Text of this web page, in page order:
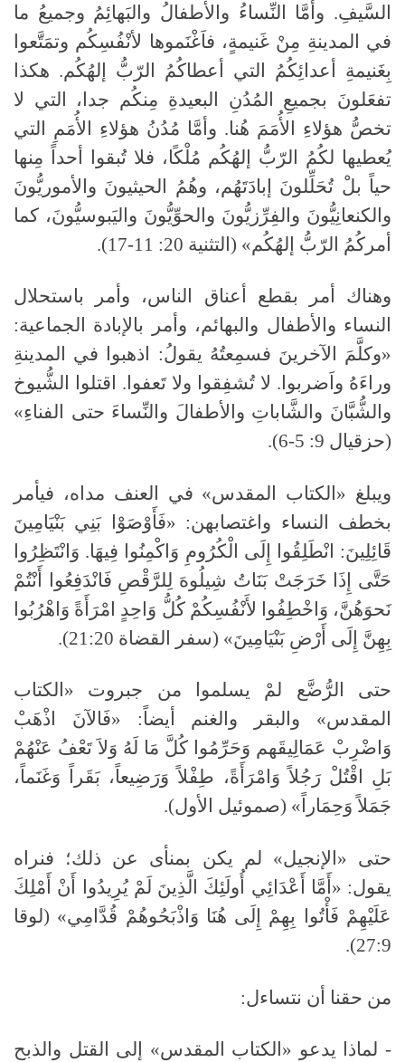
السَّيفِ. وأمَّا النِّساءُ والأطفالُ والبَهائِمُ وجميعُ ما
في المدينةِ مِنْ غَنيمةٍ، فاَغْنَموها لأنْفُسِكُم وتمَتَّعوا
بِغَنيمةِ أعدائِكُمُ التي أعطاكُمُ الرّبُّ إلهُكُم. هكذا
تفعَلونَ بجميعِ المُدُنِ البعيدةِ مِنكُم جدا، التي لا
تخصُّ هؤلاءِ الأُمَمَ هُنا. وأمَّا مُدُنُ هؤلاءِ الأُمَمِ التي
يُعطيها لكُمُ الرّبُّ إلهُكُم مُلْكًا، فلا تُبقوا أحداً مِنها
حياً بلْ تُحَلِّلونَ إبادَتَهُم، وهُمُ الحيثيونَ والأموريُّونَ
والكنعانِيُّونَ والفِرِّزيُّونَ والحوِّيُّونَ واليَبوسيُّونَ، كما
أمركُمُ الرّبُّ إلهُكُم» (التثنية 20: 11-17).
وهناك أمر بقطع أعناق الناس، وأمر باستحلال
النساء والأطفال والبهائم، وأمر بالإبادة الجماعية:
«وكلَّمَ الآخرينَ فسمِعتُهُ يقولُ: اذهبوا في المدينةِ
وراءَهُ واَضربوا. لا تُشفِقوا ولا تَعفوا. اقتلوا الشُّيوخ
والشُّبَّانَ والشَّاباتِ والأطفالَ والنِّساءَ حتى الفناءِ»
(حزقيال 9: 5-6).
ويبلغ «الكتاب المقدس» في العنف مداه، فيأمر
بخطف النساء واغتصابهن: «فَأَوْصَوْا بَنِي بَنْيَامِينَ
قَائِلِينَ: انْطَلِقُوا إِلَى الْكُرُومِ وَاكْمِنُوا فِيهَا. وَانْتَظِرُوا
حَتَّى إِذَا خَرَجَتْ بَنَاتُ شِيلُوهَ لِلرَّقْصِ فَانْدَفِعُوا أَنْتُمْ
نَحوَهُنَّ، وَاخْطِفُوا لأَنْفُسِكُمْ كُلُّ وَاحِدٍ امْرَأَةً وَاهْرُبُوا
بِهِنَّ إِلَى أَرْضِ بَنْيَامِينَ» (سفر القضاة 21:20).
حتى الرُّضَّع لمْ يسلموا من جبروت «الكتاب
المقدس» والبقر والغنم أيضاً: «فَالآنَ اذْهَبْ
وَاضْرِبْ عَمَالِيقَهم وَحَرِّمُوا كُلَّ مَا لَهُ وَلاَ تَعْفُ عَنْهُمْ
بَلِ اقْتُلْ رَجُلاً وَامْرَأَةً، طِفْلاً وَرَضِيعاً، بَقَراً وَغَنَماً،
جَمَلاً وَحِمَاراً» (صموئيل الأول).
حتى «الإنجيل» لم يكن بمنأى عن ذلك؛ فنراه
يقول: «أَمَّا أَعْدَائِي أُولَئِكَ الَّذِينَ لَمْ يُرِيدُوا أَنْ أَمْلِكَ
عَلَيْهِمْ فَأْتُوا بِهِمْ إِلَى هُنَا وَاذْبَحُوهُمْ قُدَّامِي» (لوقا
27:9).
من حقنا أن نتساءل:
- لماذا يدعو «الكتاب المقدس» إلى القتل والذبح